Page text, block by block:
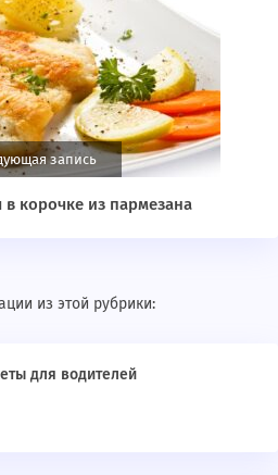
запись
корочке из пармезана
из этой рубрики:
для водителей